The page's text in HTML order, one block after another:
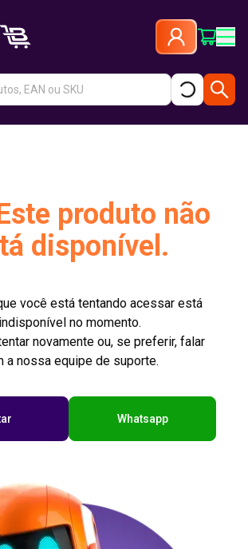
produto não
disponível.
você está tentando acessar está
indisponível no momento.
novamente ou, se preferir, falar
a nossa equipe de suporte.
Whatsapp